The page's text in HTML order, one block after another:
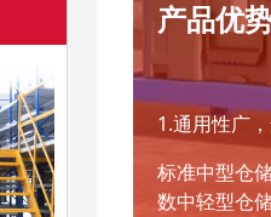
产品优
1.通用性广
标准中型仓
数中轻型仓